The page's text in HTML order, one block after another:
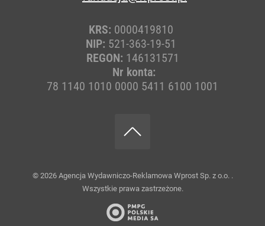
KRS: 0000419810
NIP: 521-363-19-51
REGON: 146131571
Nr konta:
78 1140 1010 0000 5411 6100 1001
© 2026 Agencja Wydawniczo-Reklamowa Wprost Sp. z o.o. .
Wszystkie prawa zastrzeżone.